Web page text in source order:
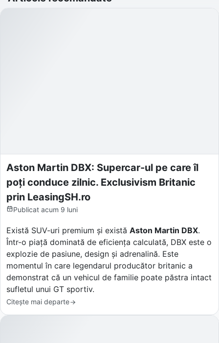
Aston Martin DBX: Supercar-ul pe care îl
poți conduce zilnic. Exclusivism Britanic
prin LeasingSH.ro
Publicat acum 9 luni
Există SUV-uri premium și există Aston Martin DBX.
Într-o piață dominată de eficiența calculată, DBX este o
explozie de pasiune, design și adrenalină. Este
momentul în care legendarul producător britanic a
demonstrat că un vehicul de familie poate păstra intact
sufletul unui GT sportiv.
Citește mai departe